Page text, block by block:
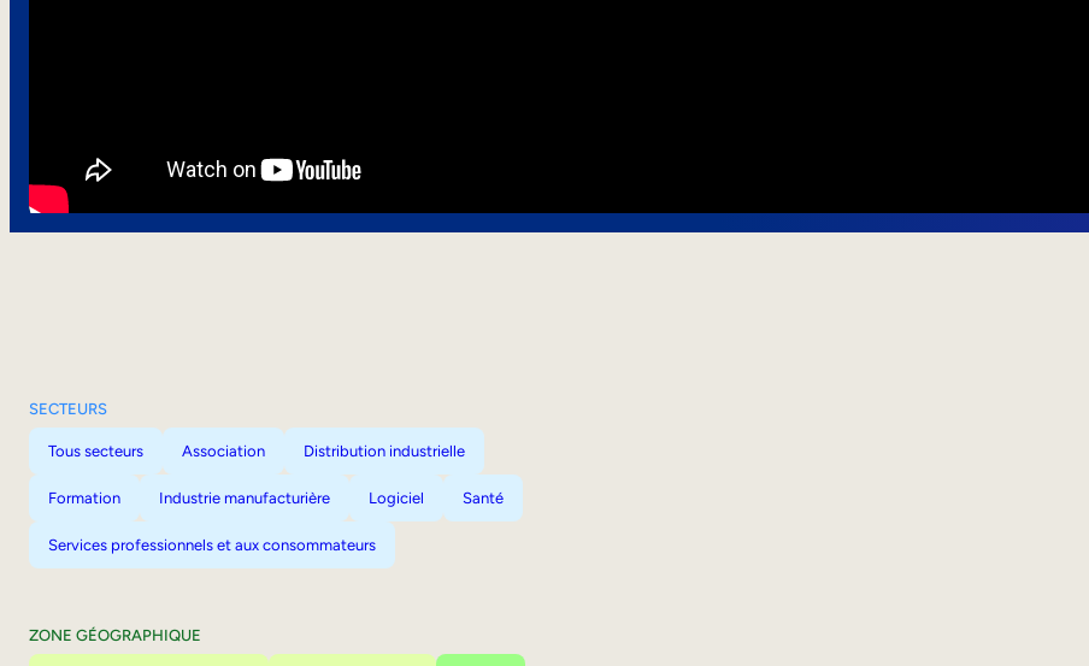
SECTEURS
Tous secteurs Association Distribution industrielle
Formation Industrie manufacturière Logiciel Santé
Services professionnels et aux consommateurs
ZONE GÉOGRAPHIQUE